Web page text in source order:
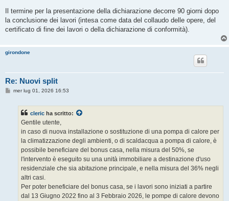
Il termine per la presentazione della dichiarazione decorre 90 giorni dopo
la conclusione dei lavori (intesa come data del collaudo delle opere, del
certificato di fine dei lavori o della dichiarazione di conformità).
girondone
Re: Nuovi split
Mmer lug 01, 2026 16:53
cleric ha scritto:
Gentile utente,
in caso di nuova installazione o sostituzione di una pompa di calore per
la climatizzazione degli ambienti, o di scaldacqua a pompa di calore, è
possibile beneficiare del bonus casa, nella misura del 50%, se
l'intervento è eseguito su una unità immobiliare a destinazione d'uso
residenziale che sia abitazione principale, e nella misura del 36% negli
altri casi.
Per poter beneficiare del bonus casa, se i lavori sono iniziati a partire
dal 13 Giugno 2022 fino al 3 Febbraio 2026, le pompe di calore devono